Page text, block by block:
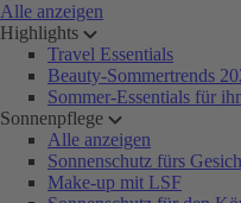
Alle anzeigen
Highlights
Travel Essentials
Beauty-Sommertrends
Sommer-Essentials für
Sonnenpflege
Alle anzeigen
Sonnenschutz fürs
Make-up mit LSF